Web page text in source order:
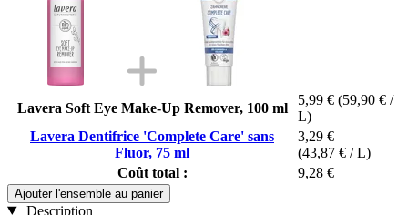
Lavera Soft Eye Make-Up Remover, 100 ml
5,99 € (59,90 € /
L)
Lavera Dentifrice 'Complete Care' sans
Fluor, 75 ml
3,29 €
(43,87 € / L)
Coût total :
9,28 €
Ajouter l'ensemble au panier
Description